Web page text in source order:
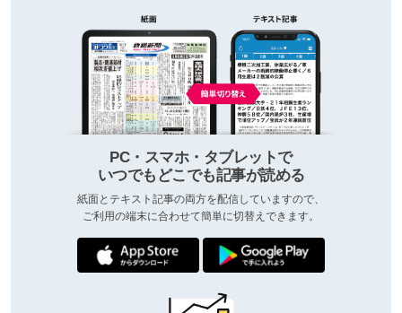
PC・スマホ・タブレットで
いつでもどこでも記事が読める
紙面とテキスト記事の両方を配信していますので、
ご利用の端末に合わせて簡単に切替えできます。